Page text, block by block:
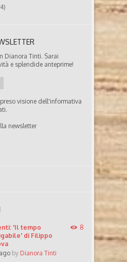
Dianora Tinti. Sarai
e splendide anteprime!
visione dell'informativa
newsletter
'Il tempo
di Filippo
by Dianora Tinti
8